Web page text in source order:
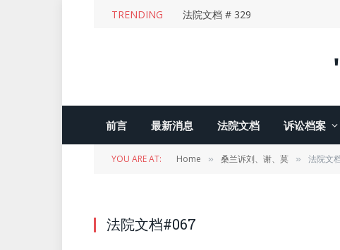
TRENDING 法院文档 # 329
前言 最新消息 法院文档 诉讼档案
YOU ARE AT: Home » 桑兰诉刘、谢、莫 » 法院文
法院文档#067